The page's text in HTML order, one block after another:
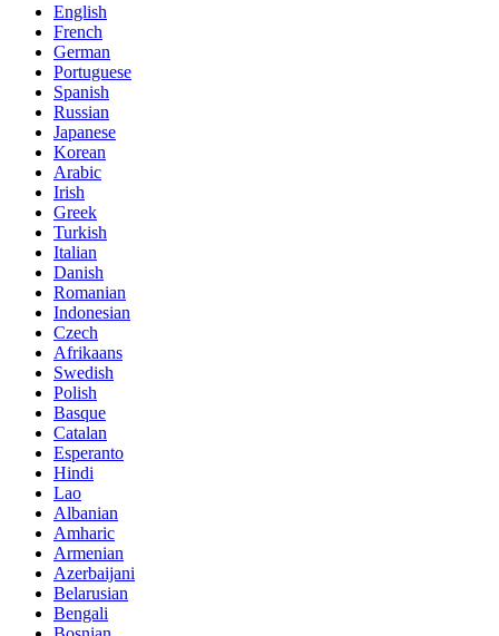
English
French
German
Portuguese
Spanish
Russian
Japanese
Korean
Arabic
Irish
Greek
Turkish
Italian
Danish
Romanian
Indonesian
Czech
Afrikaans
Swedish
Polish
Basque
Catalan
Esperanto
Hindi
Lao
Albanian
Amharic
Armenian
Azerbaijani
Belarusian
Bengali